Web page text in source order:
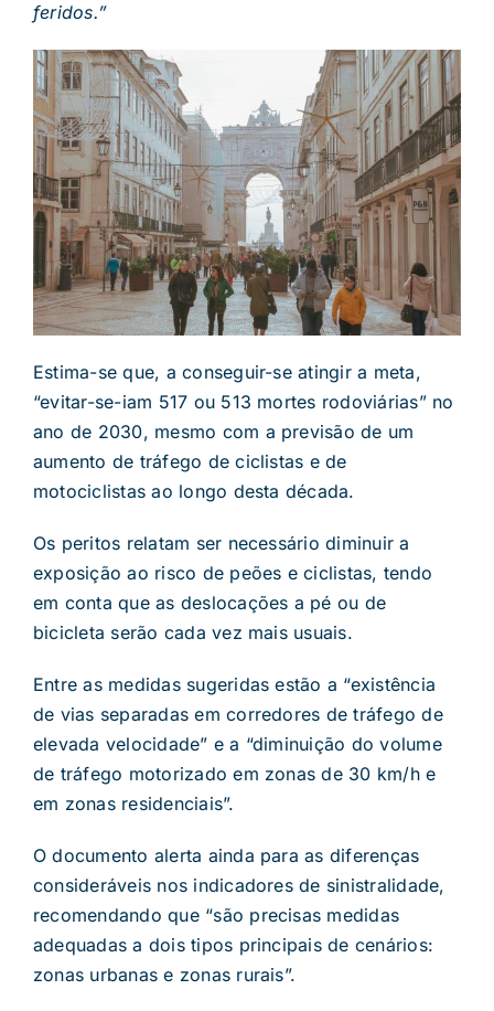
feridos.”
Estima-se que, a conseguir-se atingir a meta,
“evitar-se-iam 517 ou 513 mortes rodoviárias” no
ano de 2030, mesmo com a previsão de um
aumento de tráfego de ciclistas e de
motociclistas ao longo desta década.
Os peritos relatam ser necessário diminuir a
exposição ao risco de peões e ciclistas, tendo
em conta que as deslocações a pé ou de
bicicleta serão cada vez mais usuais.
Entre as medidas sugeridas estão a “existência
de vias separadas em corredores de tráfego de
elevada velocidade” e a “diminuição do volume
de tráfego motorizado em zonas de 30 km/h e
em zonas residenciais”.
O documento alerta ainda para as diferenças
consideráveis nos indicadores de sinistralidade,
recomendando que “são precisas medidas
adequadas a dois tipos principais de cenários:
zonas urbanas e zonas rurais”.